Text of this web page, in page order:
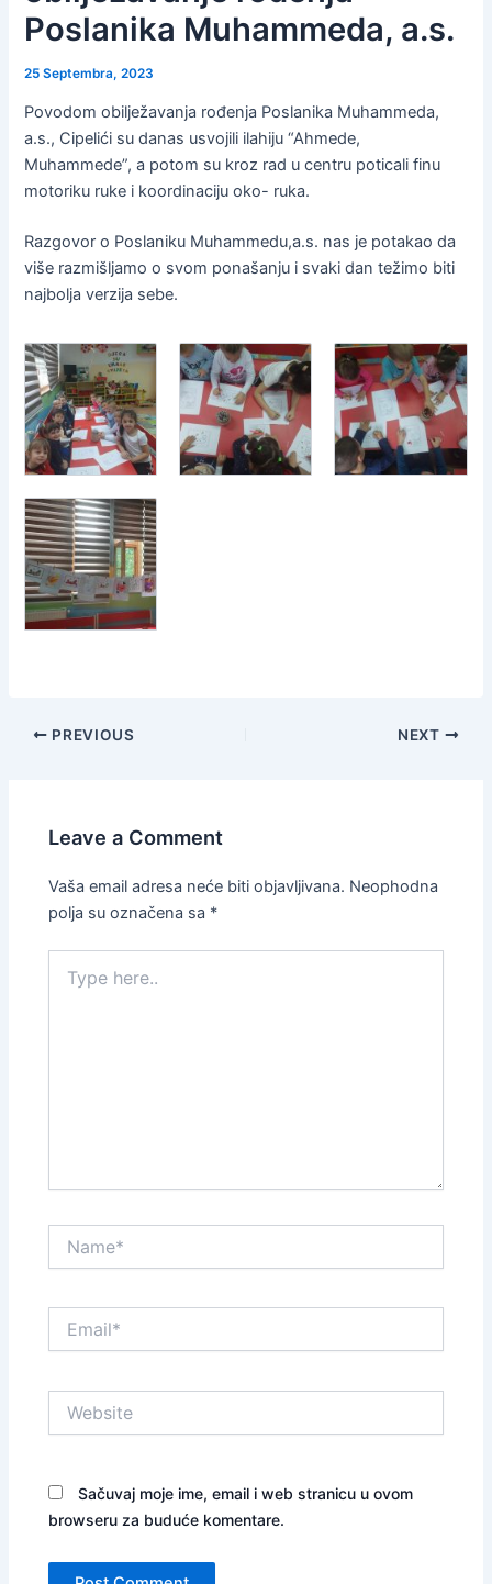
Poslanika Muhammeda, a.s.
25 Septembra, 2023
Povodom obilježavanja rođenja Poslanika Muhammeda,
a.s., Cipelići su danas usvojili ilahiju “Ahmede,
Muhammede”, a potom su kroz rad u centru poticali finu
motoriku ruke i koordinaciju oko- ruka.
Razgovor o Poslaniku Muhammedu,a.s. nas je potakao da
više razmišljamo o svom ponašanju i svaki dan težimo biti
najbolja verzija sebe.
PREVIOUS NEXT
Leave a Comment
Vaša email adresa neće biti objavljivana. Neophodna
polja su označena sa *
here..
Sačuvaj moje ime, email i web stranicu u ovom
browseru za buduće komentare.